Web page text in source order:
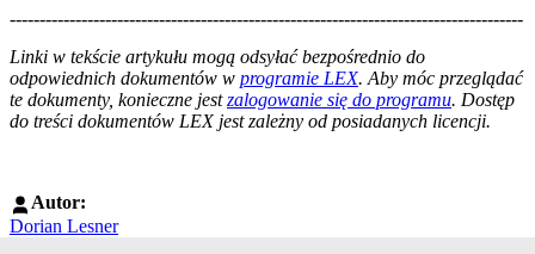
--------------------------------------------------------------------------------------
Linki w tekście artykułu mogą odsyłać bezpośrednio do
odpowiednich dokumentów w programie LEX. Aby móc przeglądać
te dokumenty, konieczne jestzalogowanie się do programu. Dostęp
do treści dokumentów LEX jest zależny od posiadanych licencji.
Autor:
Dorian Lesner